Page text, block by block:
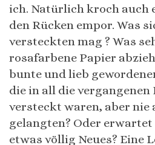
ich. Natürlich kroch auch
den Rücken empor. Was
versteckten mag ? Was
rosafarbene Papier
bunte und lieb
die in all die vergangenen
versteckt waren, aber nie
gelangten? Oder
etwas völlig Neues? Eine